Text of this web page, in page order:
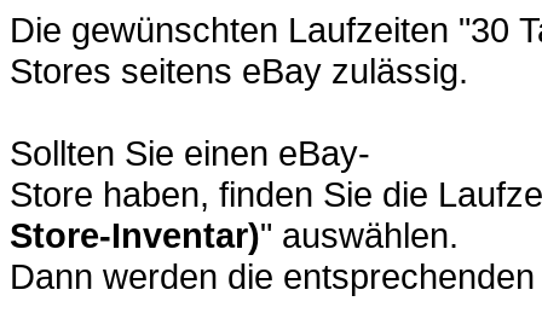
Die gewünschten Laufzeiten "30
Stores seitens eBay zulässig.
Sollten Sie einen eBay-
Store haben, finden Sie die
Store-Inventar)" auswählen.
Dann werden die